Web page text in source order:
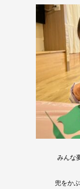
みんな
兜をか